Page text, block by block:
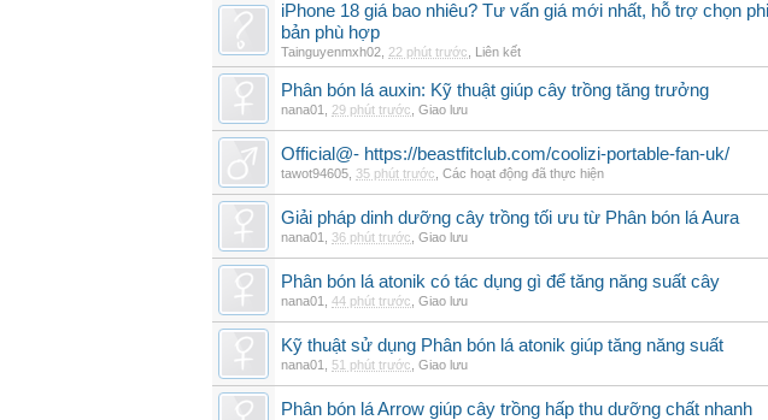
iPhone 18 giá bao nhiêu? Tư vấn giá mới nhất, hỗ trợ chọn
bản phù hợp
Tainguyenmxh02 22 phút trước Liên kết
Phân bón lá auxin: Kỹ thuật giúp cây trồng tăng trưởng
nana01 29 phút trước Giao lưu
Official@- https://beastfitclub.com/coolizi-portable-fan-uk/
tawot94605 35 phút trước Các hoạt động đã thực hiện
Giải pháp dinh dưỡng cây trồng tối ưu từ Phân bón lá Aura
nana01 36 phút trước Giao lưu
Phân bón lá atonik có tác dụng gì để tăng năng suất cây
nana01 44 phút trước Giao lưu
Kỹ thuật sử dụng Phân bón lá atonik giúp tăng năng suất
nana01 51 phút trước Giao lưu
Phân bón lá Arrow giúp cây trồng hấp thu dưỡng chất nhanh